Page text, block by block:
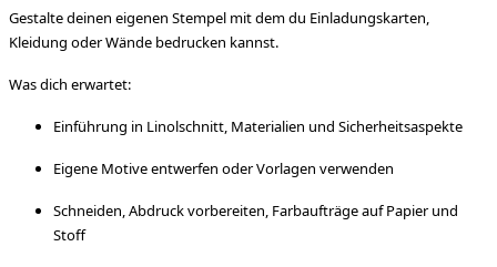
Gestalte deinen eigenen Stempel mit dem du Einladungskarten,
Kleidung oder Wände bedrucken kannst.
Was dich erwartet:
Einführung in Linolschnitt, Materialien und Sicherheitsaspekte
Eigene Motive entwerfen oder Vorlagen verwenden
Schneiden, Abdruck vorbereiten, Farbaufträge auf Papier und
Stoff